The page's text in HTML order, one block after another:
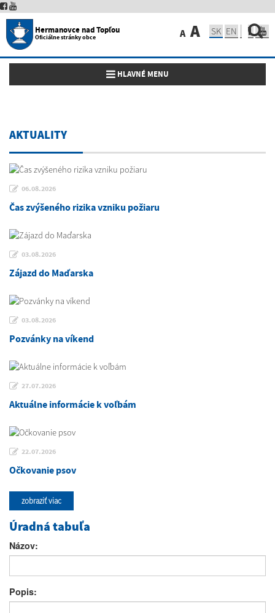
Hermanovce nad Topľou
Oficiálne stránky obce A A SK EN
Toggle navigation
HLAVNÉ MENU
AKTUALITY
06.08.2026
Čas zvýšeného rizika vzniku požiaru
03.08.2026
Zájazd do Maďarska
03.08.2026
Pozvánky na víkend
27.07.2026
Aktuálne informácie k voľbám
22.07.2026
Očkovanie psov
zobraziť viac
Úradná tabuľa
Názov:
Popis: